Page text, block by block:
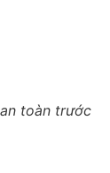
toàn trước